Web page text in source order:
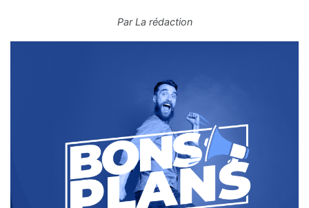
ParLa rédaction